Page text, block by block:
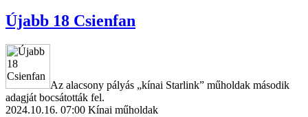
Újabb 18 Csienfan
Az alacsony pályás „kínai Starlink” műholdak második
adagját bocsátották fel.
2024.10.16. 07:00 Kínai műholdak